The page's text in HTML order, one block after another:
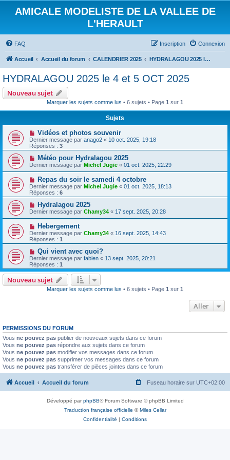
AMICALE MODELISTE DE LA VALLEE DE
L'HERAULT
FAQ Connexion
Inscription
Accueil Accueil du forum CALENDRIER 2025 HYDRALAGOU 2025 le 4 et 5 OCT 2025
HYDRALAGOU 2025 le 4 et 5 OCT 2025
Nouveau sujet
Marquer les sujets comme lus • 6 sujets • Page 1 sur 1
Sujets
Vidéos et photos souvenir
Dernier message par anago2 « 10 oct. 2025, 19:18
Réponses : 3
Météo pour Hydralagou 2025
Dernier message par Michel Jugie « 01 oct. 2025, 22:29
Repas du soir le samedi 4 octobre
Dernier message par Michel Jugie « 01 oct. 2025, 18:13
Réponses : 6
Hydralagou 2025
Dernier message par Chamy34 « 17 sept. 2025, 20:28
Hebergement
Dernier message par Chamy34 « 16 sept. 2025, 14:43
Réponses : 1
Qui vient avec quoi?
Dernier message par fabien « 13 sept. 2025, 20:21
Réponses : 1
Nouveau sujet
Marquer les sujets comme lus • 6 sujets • Page 1 sur 1
Aller
PERMISSIONS DU FORUM
Vous ne pouvez pas publier de nouveaux sujets dans ce forum
Vous ne pouvez pas répondre aux sujets dans ce forum
Vous ne pouvez pas modifier vos messages dans ce forum
Vous ne pouvez pas supprimer vos messages dans ce forum
Vous ne pouvez pas transférer de pièces jointes dans ce forum
Accueil Accueil du forum Fuseau horaire sur UTC+02:00
Développé parphpBB® Forum Software © phpBB Limited
Traduction française officielle ©Miles Cellar
Confidentialité | Conditions